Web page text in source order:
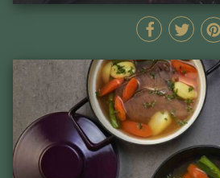
80 MIN